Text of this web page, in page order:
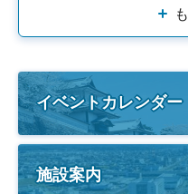
イベントカレンダー
施設案内